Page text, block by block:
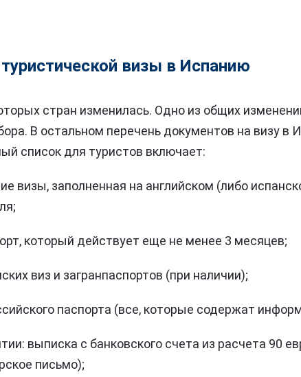
визы в Испанию
стран изменилась. Одно из общих
В остальном перечень документов на визу в
список для туристов включает:
визы, заполненная на английском (либо
который действует еще не менее 3 месяцев;
виз и загранпаспортов (при наличии);
паспорта (все, которые содержат
выписка с банковского счета из расчета 90
письмо);